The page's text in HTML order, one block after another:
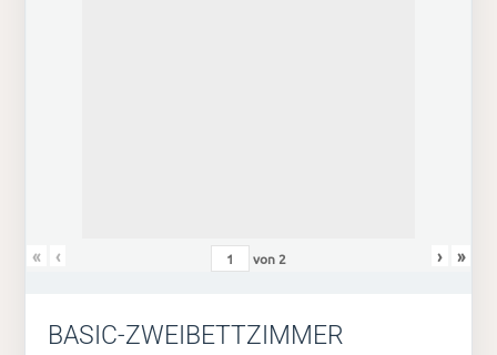
« ‹ von 2 › »
BASIC-ZWEIBETTZIMMER